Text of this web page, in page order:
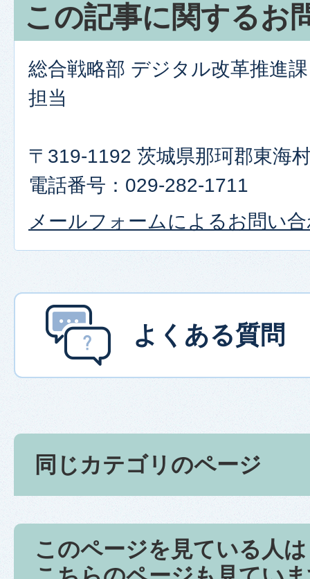
この記事に関するお
総合戦略部 デジタル改革推進
担当
〒319-1192 茨城県那珂郡東海
電話番号：029-282-1711
メールフォームによるお問い
よくある質問
同じカテゴリのページ
このページを見ている人は